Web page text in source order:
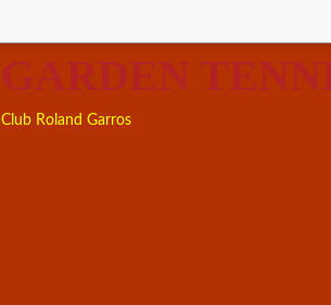
GARDEN
Club Roland Garros